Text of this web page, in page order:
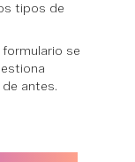
tipos de
formulario se
de antes.